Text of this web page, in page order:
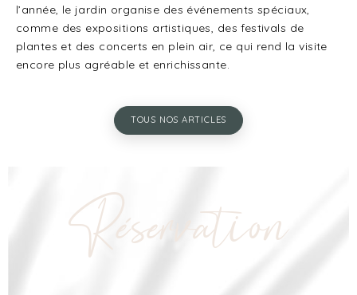
l’année, le jardin organise des événements spéciaux,
comme des expositions artistiques, des festivals de
plantes et des concerts en plein air, ce qui rend la visite
encore plus agréable et enrichissante.
TOUS NOS ARTICLES
Réservation